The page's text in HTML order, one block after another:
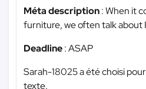
Méta description: When it
furniture, we often talk about
Deadline: ASAP
Sarah-18025 a été choisi
texte.